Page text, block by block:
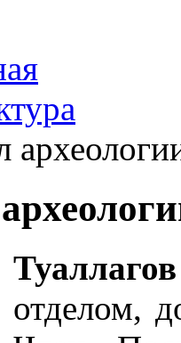
отделом,